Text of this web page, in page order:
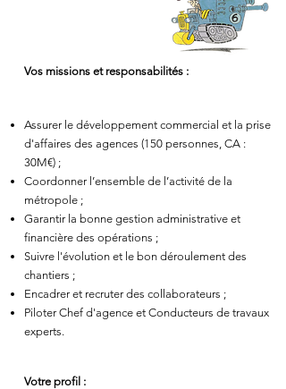
Vos missions et responsabilités :
Assurer le développement commercial et la prise
d'affaires des agences (150 personnes, CA :
30M€) ;
Coordonner l’ensemble de l’activité de la
métropole ;
Garantir la bonne gestion administrative et
financière des opérations ;
Suivre l'évolution et le bon déroulement des
chantiers ;
Encadrer et recruter des collaborateurs ;
Piloter Chef d'agence et Conducteurs de travaux
experts.
Votre profil :